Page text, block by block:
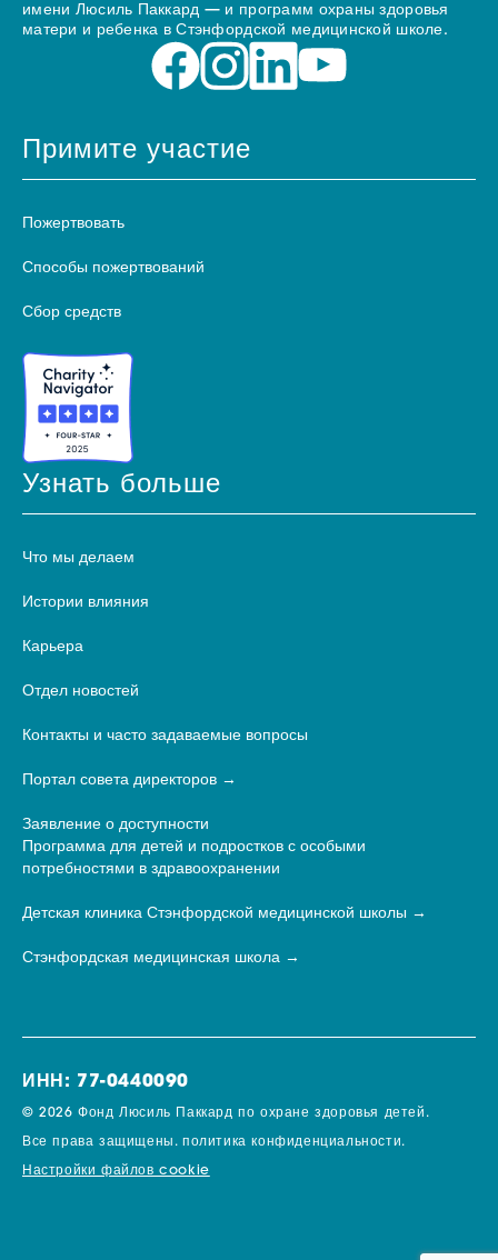
имени Люсиль Паккард — и программ охраны здоровья
матери и ребенка в Стэнфордской медицинской школе.
Примите участие
Пожертвовать
Способы пожертвований
Сбор средств
Узнать больше
Что мы делаем
Истории влияния
Карьера
Отдел новостей
Контакты и часто задаваемые вопросы
Портал совета директоров
Заявление о доступности
Программа для детей и подростков с особыми
потребностями в здравоохранении
Детская клиника Стэнфордской медицинской школы
Стэнфордская медицинская школа
ИНН: 77-0440090
© 2026 Фонд Люсиль Паккард по охране здоровья детей.
Все права защищены. политика конфиденциальности.
Настройки файлов cookie